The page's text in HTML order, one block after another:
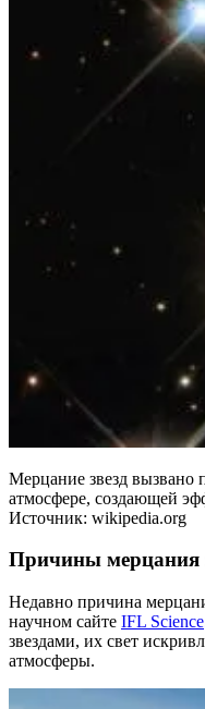
Мерцание звезд вызвано
атмосфере, создающей
Источник: wikipedia.org
Причины мерцания
Недавно причина
научном сайте IFL Science
звездами, их свет
атмосферы.